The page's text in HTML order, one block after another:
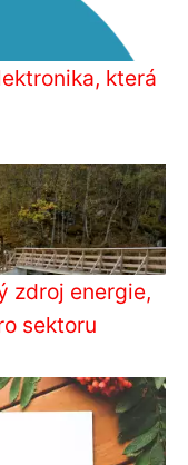
která
zdroj energie,
sektoru